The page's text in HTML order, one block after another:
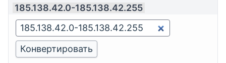
185.138.42.0-185.138.42.255